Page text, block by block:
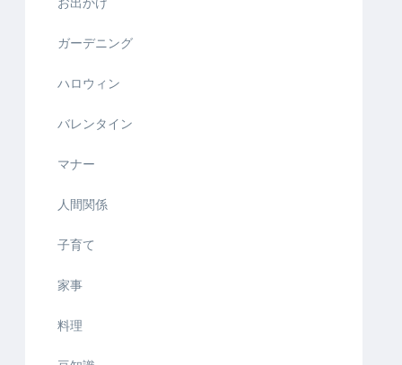
ガーデニング
ハロウィン
バレンタイン
マナー
人間関係
子育て
家事
料理